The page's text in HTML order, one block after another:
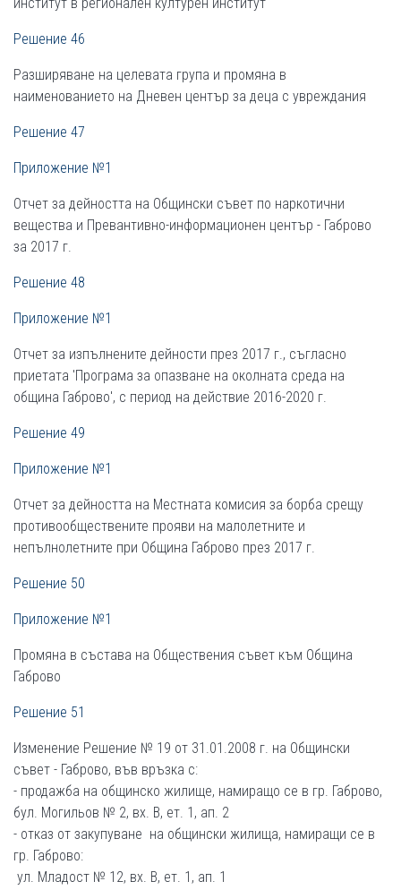
Решение 46
Разширяване на целевата група и промяна в
наименованието на Дневен център за деца с увреждания
Решение 47
Приложение №1
Отчет за дейността на Общински съвет по наркотични
вещества и Превантивно-информационен център - Габрово
за 2017 г.
Решение 48
Приложение №1
Отчет за изпълнените дейности през 2017 г., съгласно
приетата 'Програма за опазване на околната среда на
община Габрово', с период на действие 2016-2020 г.
Решение 49
Приложение №1
Отчет за дейността на Местната комисия за борба срещу
противообществените прояви на малолетните и
непълнолетните при Община Габрово през 2017 г.
Решение 50
Приложение №1
Промяна в състава на Обществения съвет към Община
Габрово
Решение 51
Изменение Решение № 19 от 31.01.2008 г. на Общински
съвет - Габрово, във връзка с:
- продажба на общинско жилище, намиращо се в гр. Габрово,
бул. Могильов № 2, вх. В, ет. 1, ап. 2
- отказ от закупуване на общински жилища, намиращи се в
гр. Габрово:
ул. Младост № 12, вх. В, ет. 1, ап. 1